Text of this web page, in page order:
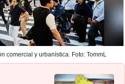
comercial y urbanística. Foto: TommL